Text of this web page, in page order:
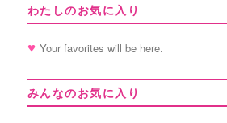
わたしのお気に入り
Your favorites will be here.
みんなのお気に入り